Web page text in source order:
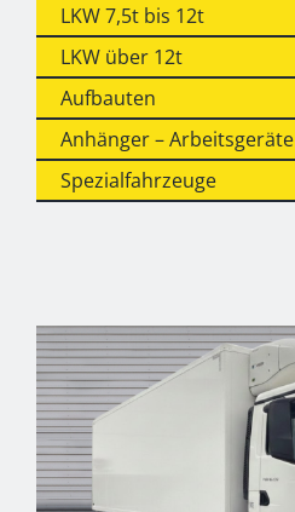
LKW 7,5t bis 12t
LKW über 12t
Aufbauten
Anhänger – Arbeitsgeräte
Spezialfahrzeuge